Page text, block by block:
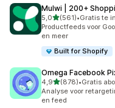
Mulwi | 200+
5,0van 5 sterren
(561)
561 recensies in totaal
•Gratis te
Productfeeds voor
en meer
Built for Shopify
Omega Facebook
4,9van 5 sterren
(878)
878 recensies in
•Gratis
Analyse voor
en feed